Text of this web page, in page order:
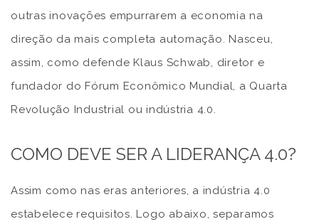
outras inovações empurrarem a economia na
direção da mais completa automação. Nasceu,
assim, como defende Klaus Schwab, diretor e
fundador do Fórum Econômico Mundial, a Quarta
Revolução Industrial ou indústria 4.0.
COMO DEVE SER A LIDERANÇA 4.0?
Assim como nas eras anteriores, a indústria 4.0
estabelece requisitos. Logo abaixo, separamos